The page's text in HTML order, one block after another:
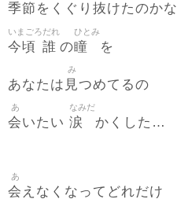
季節 をくぐり 抜けたのかな
今頃
いまごろ
誰
だれ
の瞳
ひとみ
を
あなたは 見
み
つめてるの
会
あ
いたい 涙
なみだ
かくした…
会
あ
えなくなってどれだけ